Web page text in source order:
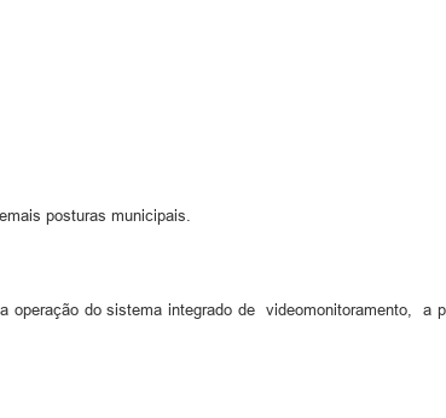
posturas municipais.
operação do sistema integrado de videomonitoramento, a